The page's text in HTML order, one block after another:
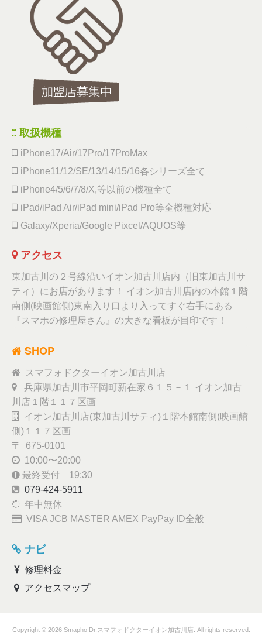
取扱機種
iPhone17/Air/17Pro/17ProMax
iPhone11/12/SE/13/14/15/16各シリーズ全て
iPhone4/5/6/7/8/X,等以前の機種全て
iPad/iPad Air/iPad mini/iPad Pro等全機種対応
Galaxy/Xperia/Google Pixcel/AQUOS等
アクセス
東加古川の２号線沿いイオン加古川店内（旧東加古川サ
ティ）にお店があります！ イオン加古川店内の本館１階
南側(映画館側)東南入り口より入ってすぐ右手にある
『スマホの修理屋さん』の大きな看板が目印です！
SHOP
スマフォドクターイオン加古川店
兵庫県加古川市平岡町新在家６１５－１ イオン加古
川店１階１１７区画
イオン加古川店(東加古川サティ)１階本館南側(映画館
側)１１７区画
〒 675-0101
10:00〜20:00
最終受付 19:30
079-424-5911
年中無休
VISA JCB MASTER AMEX PayPay ID全般
ナビ
修理料金
アクセスマップ
Copyright © 2026 Smapho Dr.スマフォドクターイオン加古川店. All rights reserved.